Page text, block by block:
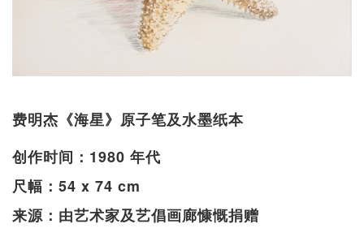
费明杰《海星》原子笔及水墨纸本
创作时间：1980 年代
尺幅：54 x 74 cm
来源：由艺术家及艺倡画廊慷慨捐赠